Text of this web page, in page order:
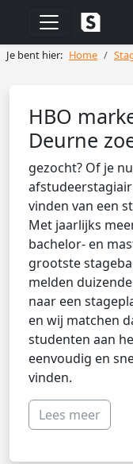
Je bent hier: Home
HBO
Deurne
gezocht? Of je
vinden van een
Met jaarlijks
bachelor- en
grootste
melden
naar een
en wij matchen
studenten aan
eenvoudig en
vinden.
Lees meer